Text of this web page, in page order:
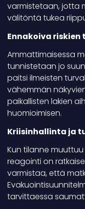
varmistetaan, jotta
välitöntä tukea
Ennakoiva
Ammattimaisessa
tunnistetaan jo
paitsi ilmeisten
vähemmän
paikallisten lakien
huomioimisen.
Kriisinhallinta ja
Kun tilanne
reagointi on
varmistaa, että
tarvittaessa